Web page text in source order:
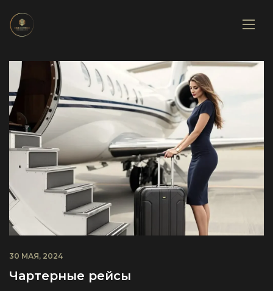
30 МАЯ, 2024
Чартерные рейсы